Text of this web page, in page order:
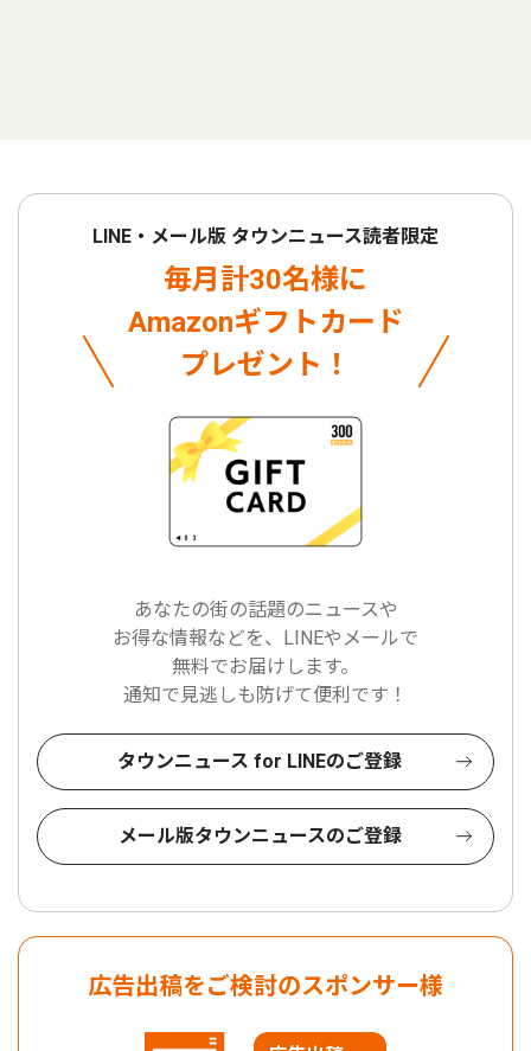
LINE・メール版 タウンニュース読者限定
毎月計30名様に
Amazonギフトカード
プレゼント！
あなたの街の話題のニュースや
お得な情報などを、LINEやメールで
無料でお届けします。
通知で見逃しも防げて便利です！
タウンニュース for LINEのご登録
メール版タウンニュースのご登録
広告出稿をご検討のスポンサー様